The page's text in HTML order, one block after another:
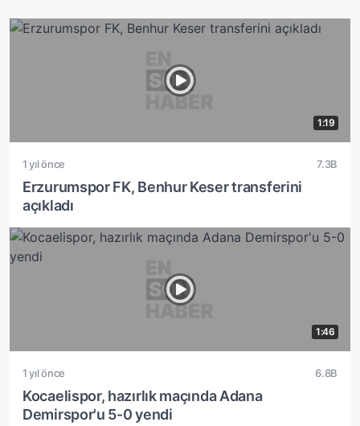
1:19
1 yıl önce 7.3B
Erzurumspor FK, Benhur Keser transferini
açıkladı
1:46
1 yıl önce 6.8B
Kocaelispor, hazırlık maçında Adana
Demirspor'u 5-0 yendi